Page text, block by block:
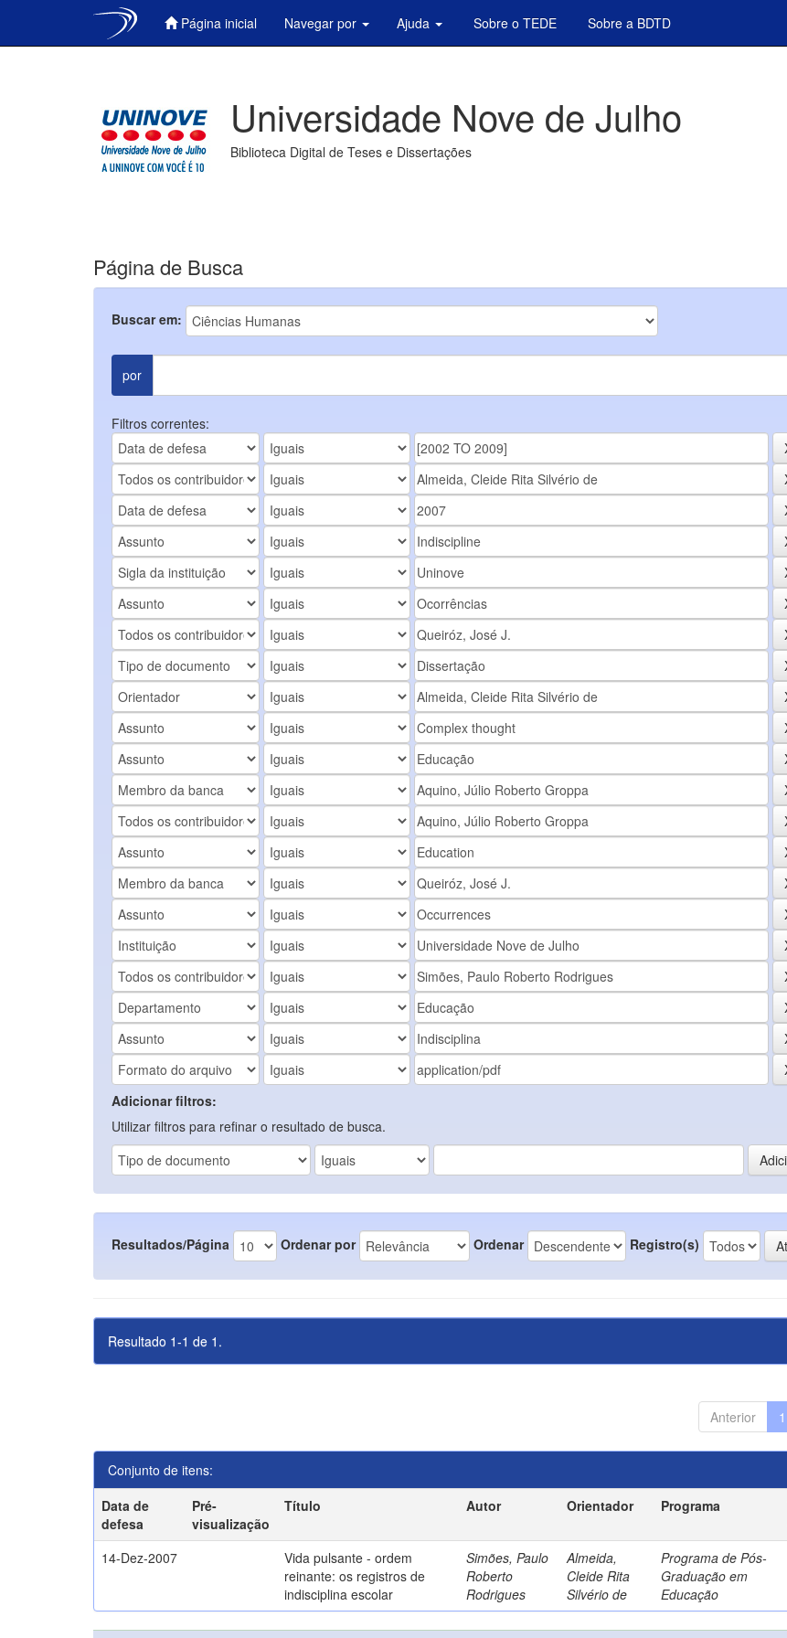
Página inicial Navegar por Ajuda Sobre o TEDE Sobre a BDTD
Universidade Nove de Julho
Biblioteca Digital de Teses e Dissertações
Página de Busca
Buscar em:
por
Filtros correntes:
Adicionar filtros:
Utilizar filtros para refinar o resultado de busca.
Resultados/Página Ordenar por Ordenar Registro(s)
Resultado 1-1 de 1.
Anterior 1
Conjunto de itens:
Data de
defesa
Pré-
visualização
Título Autor Orientador Programa
14-Dez-2007
Vida pulsante - ordem
reinante: os registros de
indisciplina escolar
Simões, Paulo
Roberto
Rodrigues
Almeida,
Cleide Rita
Silvério de
Programa de Pós-
Graduação em
Educação